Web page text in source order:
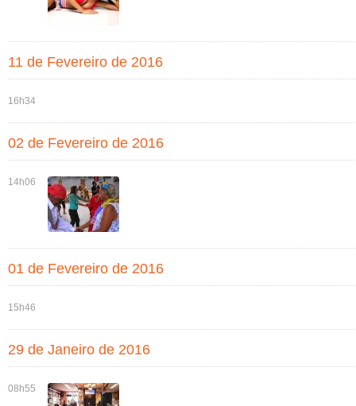
11 de Fevereiro de 2016
16h34
02 de Fevereiro de 2016
14h06
01 de Fevereiro de 2016
15h46
29 de Janeiro de 2016
08h55